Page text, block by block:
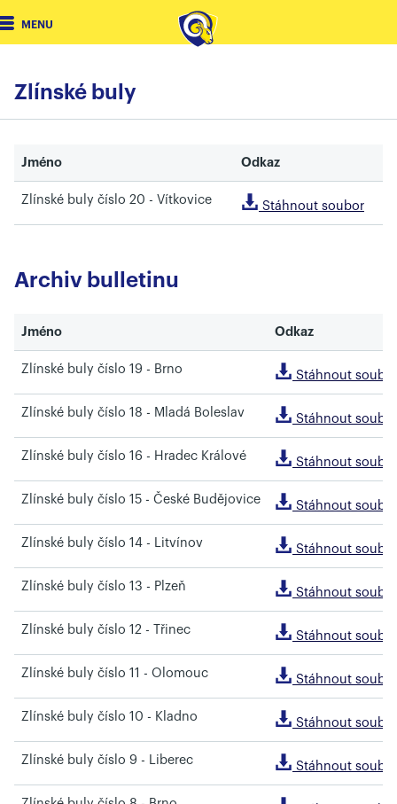
MENU
Zlínské buly
Jméno Odkaz
Zlínské buly číslo 20 - Vítkovice Stáhnout soubor
Archiv bulletinu
Jméno Odkaz
Zlínské buly číslo 19 - Brno Stáhnout soubor
Zlínské buly číslo 18 - Mladá Boleslav Stáhnout soubor
Zlínské buly číslo 16 - Hradec Králové Stáhnout soubor
Zlínské buly číslo 15 - České Budějovice Stáhnout soubor
Zlínské buly číslo 14 - Litvínov Stáhnout soubor
Zlínské buly číslo 13 - Plzeň Stáhnout soubor
Zlínské buly číslo 12 - Třinec Stáhnout soubor
Zlínské buly číslo 11 - Olomouc Stáhnout soubor
Zlínské buly číslo 10 - Kladno Stáhnout soubor
Zlínské buly číslo 9 - Liberec Stáhnout soubor